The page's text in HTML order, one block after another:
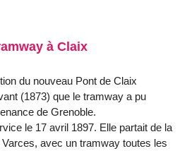
à Claix
du nouveau Pont de Claix
(1873) que le tramway a pu
de Grenoble.
le 17 avril 1897. Elle partait de la
Varces, avec un tramway toutes les